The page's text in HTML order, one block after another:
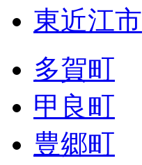
東近江市
多賀町
甲良町
豊郷町